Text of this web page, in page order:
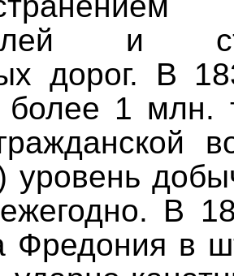
и
дорог. В
более 1 млн.
уровень
В
Фредония в